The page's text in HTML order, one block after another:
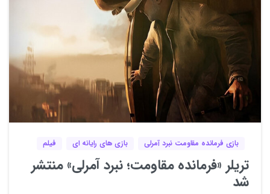
بازی فرمانده مقاومت نبرد آمرلی بازی های رایانه ای فیلم
تریلر «فرمانده مقاومت؛ نبرد آمرلی» منتشر
شد